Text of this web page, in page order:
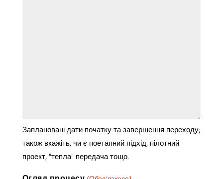
Заплановані дати початку та завершення переходу;
також вкажіть, чи є поетапний підхід, пілотний
проект, "тепла" передача тощо.